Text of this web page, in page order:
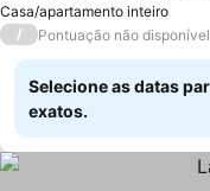
Casa/apartamento inteiro
/ Pontuação não disponível
Selecione as datas
exatos.